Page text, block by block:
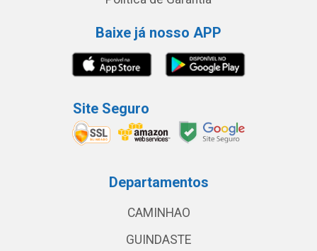
Baixe já nosso APP
Site Seguro
Departamentos
CAMINHAO
GUINDASTE